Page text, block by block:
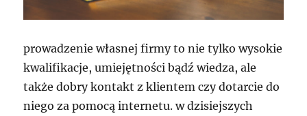
prowadzenie własnej firmy to nie tylko wysokie
kwalifikacje, umiejętności bądź wiedza, ale
także dobry kontakt z klientem czy dotarcie do
niego za pomocą internetu. w dzisiejszych